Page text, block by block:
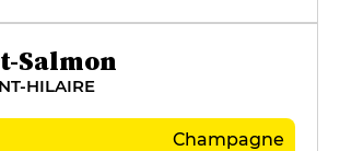
Salmon
HILAIRE
Champagne